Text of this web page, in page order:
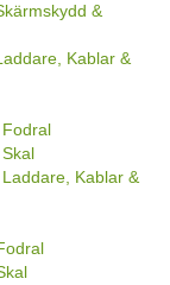
&
Kablar &
Kablar &